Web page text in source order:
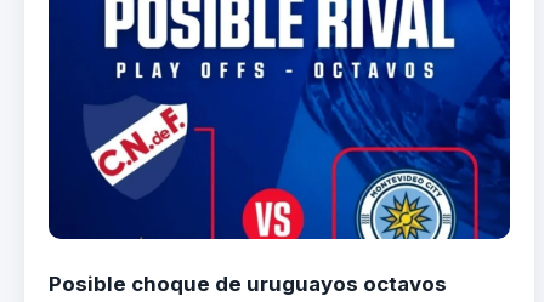
Posible choque de uruguayos octavos